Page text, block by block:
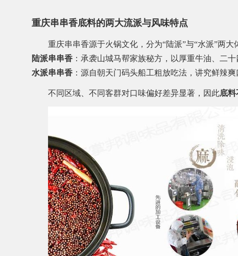
重庆串串香底料的两大流派与风味特点
重庆串串香源于火锅文化，分为“陆派”与“水派”两大
陆派串串香 ：承袭山城马帮家族秘方，以厚重牛油、二
水派串串香 ：源自朝天门码头船工粗放吃法，讲究鲜辣
不同区域、不同客群对口味偏好差异显著，因此底料